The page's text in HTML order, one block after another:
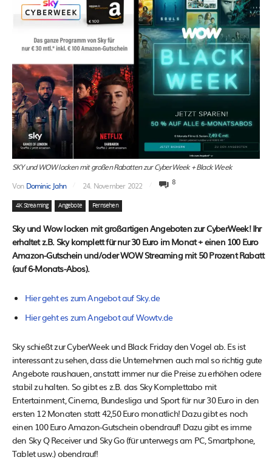
SKY und WOW locken mit großen Rabatten zur CyberWeek + Black Week
Von Dominic Jahn 24. November 2022 8
4K Streaming Angebote Fernsehen
Sky und Wow locken mit großartigen Angeboten zur CyberWeek! Ihr
erhaltet z.B. Sky komplett für nur 30 Euro im Monat + einen 100 Euro
Amazon-Gutschein und/oder WOW Streaming mit 50 Prozent Rabatt
(auf 6-Monats-Abos).
Hier geht es zum Angebot auf Sky.de
Hier geht es zum Angebot auf Wowtv.de
Sky schießt zur CyberWeek und Black Friday den Vogel ab. Es ist
interessant zu sehen, dass die Unternehmen auch mal so richtig gute
Angebote raushauen, anstatt immer nur die Preise zu erhöhen odere
stabil zu halten. So gibt es z.B. das Sky Komplettabo mit
Entertainment, Cinema, Bundesliga und Sport für nur 30 Euro in den
ersten 12 Monaten statt 42,50 Euro monatlich! Dazu gibt es noch
einen 100 Euro Amazon-Gutschein obendrauf! Dazu gibt es imme
den Sky Q Receiver und Sky Go (für unterwegs am PC, Smartphone,
Tablet usw.) obendrauf!